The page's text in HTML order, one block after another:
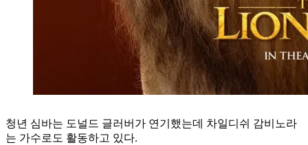
청년 심바는 도널드 글러버가 연기했는데 차일디쉬 감비노라
는 가수로도 활동하고 있다.